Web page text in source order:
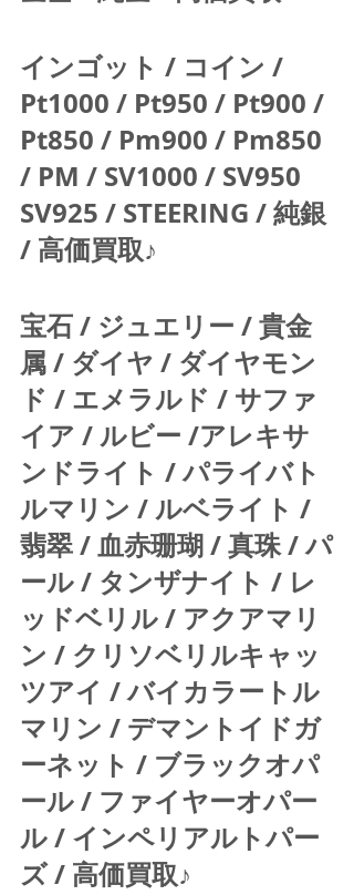
インゴット / コイン /
Pt1000 / Pt950 / Pt900 /
Pt850 / Pm900 / Pm850
/ PM / SV1000 / SV950
SV925 / STEERING / 純銀
/ 高価買取♪
宝石 / ジュエリー / 貴金
属 / ダイヤ / ダイヤモン
ド / エメラルド / サファ
イア / ルビー /アレキサ
ンドライト / パライバト
ルマリン / ルベライト /
翡翠 / 血赤珊瑚 / 真珠 / パ
ール / タンザナイト / レ
ッドベリル / アクアマリ
ン / クリソベリルキャッ
ツアイ / バイカラートル
マリン / デマントイドガ
ーネット / ブラックオパ
ール / ファイヤーオパー
ル / インペリアルトパー
ズ / 高価買取♪